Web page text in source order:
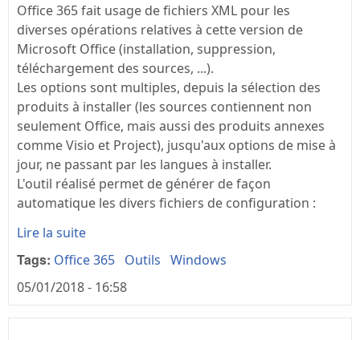
Office 365 fait usage de fichiers XML pour les
diverses opérations relatives à cette version de
Microsoft Office (installation, suppression,
téléchargement des sources, ...).
Les options sont multiples, depuis la sélection des
produits à installer (les sources contiennent non
seulement Office, mais aussi des produits annexes
comme Visio et Project), jusqu'aux options de mise à
jour, ne passant par les langues à installer.
L'outil réalisé permet de générer de façon
automatique les divers fichiers de configuration :
Lire la suite
Tags: Office 365 Outils Windows
05/01/2018 - 16:58